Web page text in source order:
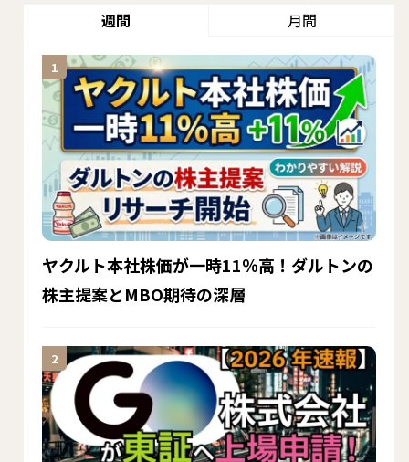
週間 月間
ヤクルト本社株価が一時11％高！ダルトンの
株主提案とMBO期待の深層